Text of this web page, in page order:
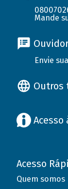
Mande
Envie
Outros
Acesso
Quem somos